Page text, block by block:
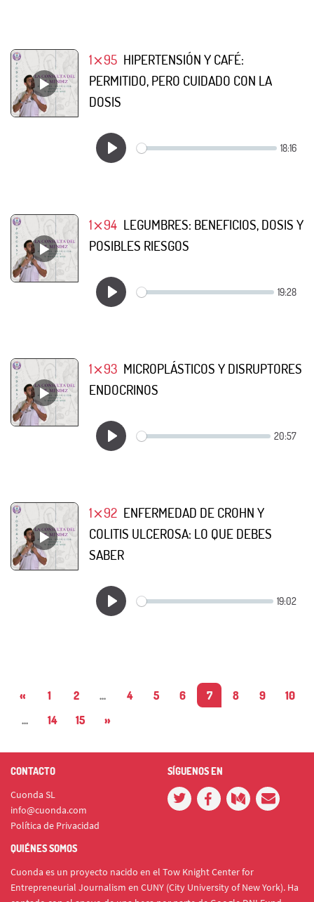
1⨯95 HIPERTENSIÓN Y CAFÉ:
PERMITIDO, PERO CUIDADO CON LA
DOSIS
1⨯94 LEGUMBRES: BENEFICIOS, DOSIS Y
POSIBLES RIESGOS
1⨯93 MICROPLÁSTICOS Y DISRUPTORES
ENDOCRINOS
1⨯92 ENFERMEDAD DE CROHN Y
COLITIS ULCEROSA: LO QUE DEBES
SABER
« 1 2 ... 4 5 6 7 8 9
10
...
14 15 »
CONTACTO
Cuonda SL
info@cuonda.com
Política de Privacidad
SÍGUENOS EN
QUIÉNES SOMOS
Cuonda es un proyecto nacido en el Tow Knight Center for
Entrepreneurial Journalism en CUNY (City University of New York). Ha